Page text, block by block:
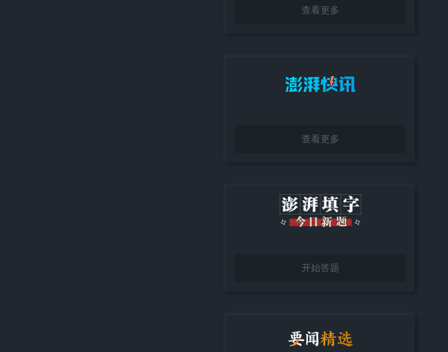
查看更多
查看更多
开始答题